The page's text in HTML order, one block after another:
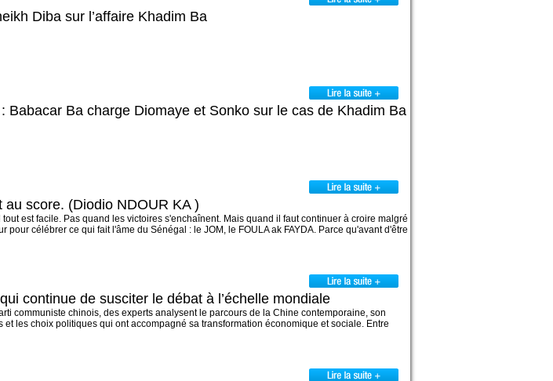
Diba sur l’affaire Khadim Ba
Babacar Ba charge Diomaye et Sonko sur le cas de Khadim Ba
score. (Diodio NDOUR KA )
est facile. Pas quand les victoires s'enchaînent. Mais quand il faut continuer à croire malgré
célébrer ce qui fait l'âme du Sénégal : le JOM, le FOULA ak FAYDA. Parce qu'avant d'être
continue de susciter le débat à l’échelle mondiale
communiste chinois, des experts analysent le parcours de la Chine contemporaine, son
les choix politiques qui ont accompagné sa transformation économique et sociale. Entre